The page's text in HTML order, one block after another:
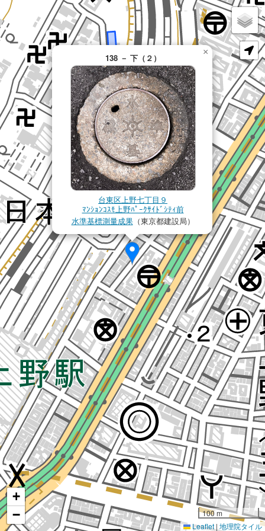
138 － 下（２）
台東区上野七丁目９
ﾏﾝｼｮﾝｺｽﾓ上野ﾊﾟｰｸｻｲﾄﾞｼﾃｨ前
水準基標測量成果（東京都建設局）
×
+
−
100 m
Leaflet | 地理院タイル